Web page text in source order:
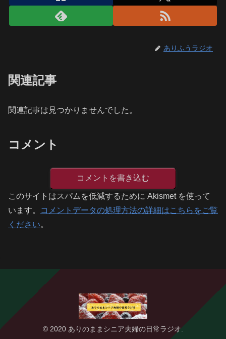
ありふうラジオ
関連記事
関連記事は見つかりませんでした。
コメント
コメントを書き込む
このサイトはスパムを低減するために Akismet を使って
います。
コメントデータの処理方法の詳細はこちらをご覧
ください。
© 2020 ありのままシニア夫婦の日常ラジオ.